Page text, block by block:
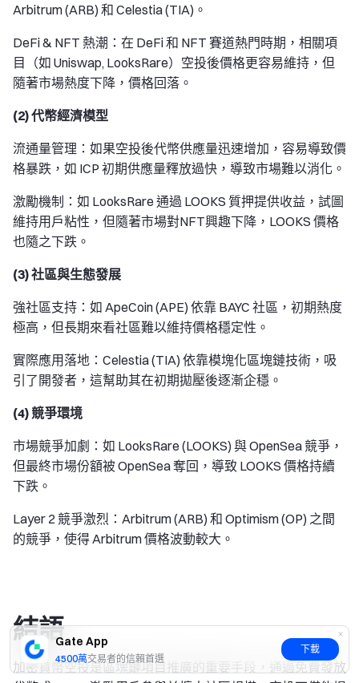
Gate App
4500萬交易者的信賴首選
下載
Arbitrum (ARB) 和 Celestia (TIA)。
DeFi & NFT 熱潮：在 DeFi 和 NFT 賽道熱門時期，相關項
目（如 Uniswap, LooksRare）空投後價格更容易維持，但
隨著市場熱度下降，價格回落。
(2) 代幣經濟模型
流通量管理：如果空投後代幣供應量迅速增加，容易導致價
格暴跌，如 ICP 初期供應量釋放過快，導致市場難以消化。
激勵機制：如 LooksRare 通過 LOOKS 質押提供收益，試圖
維持用戶粘性，但隨著市場對NFT興趣下降，LOOKS 價格
也隨之下跌。
(3) 社區與生態發展
強社區支持：如 ApeCoin (APE) 依靠 BAYC 社區，初期熱度
極高，但長期來看社區難以維持價格穩定性。
實際應用落地：Celestia (TIA) 依靠模塊化區塊鏈技術，吸
引了開發者，這幫助其在初期拋壓後逐漸企穩。
(4) 競爭環境
市場競爭加劇：如 LooksRare (LOOKS) 與 OpenSea 競爭，
但最終市場份額被 OpenSea 奪回，導致 LOOKS 價格持續
下跌。
Layer 2 競爭激烈：Arbitrum (ARB) 和 Optimism (OP) 之間
的競爭，使得 Arbitrum 價格波動較大。
結語
加密貨幣空投是區塊鏈項目推廣的重要手段，通過免費發放